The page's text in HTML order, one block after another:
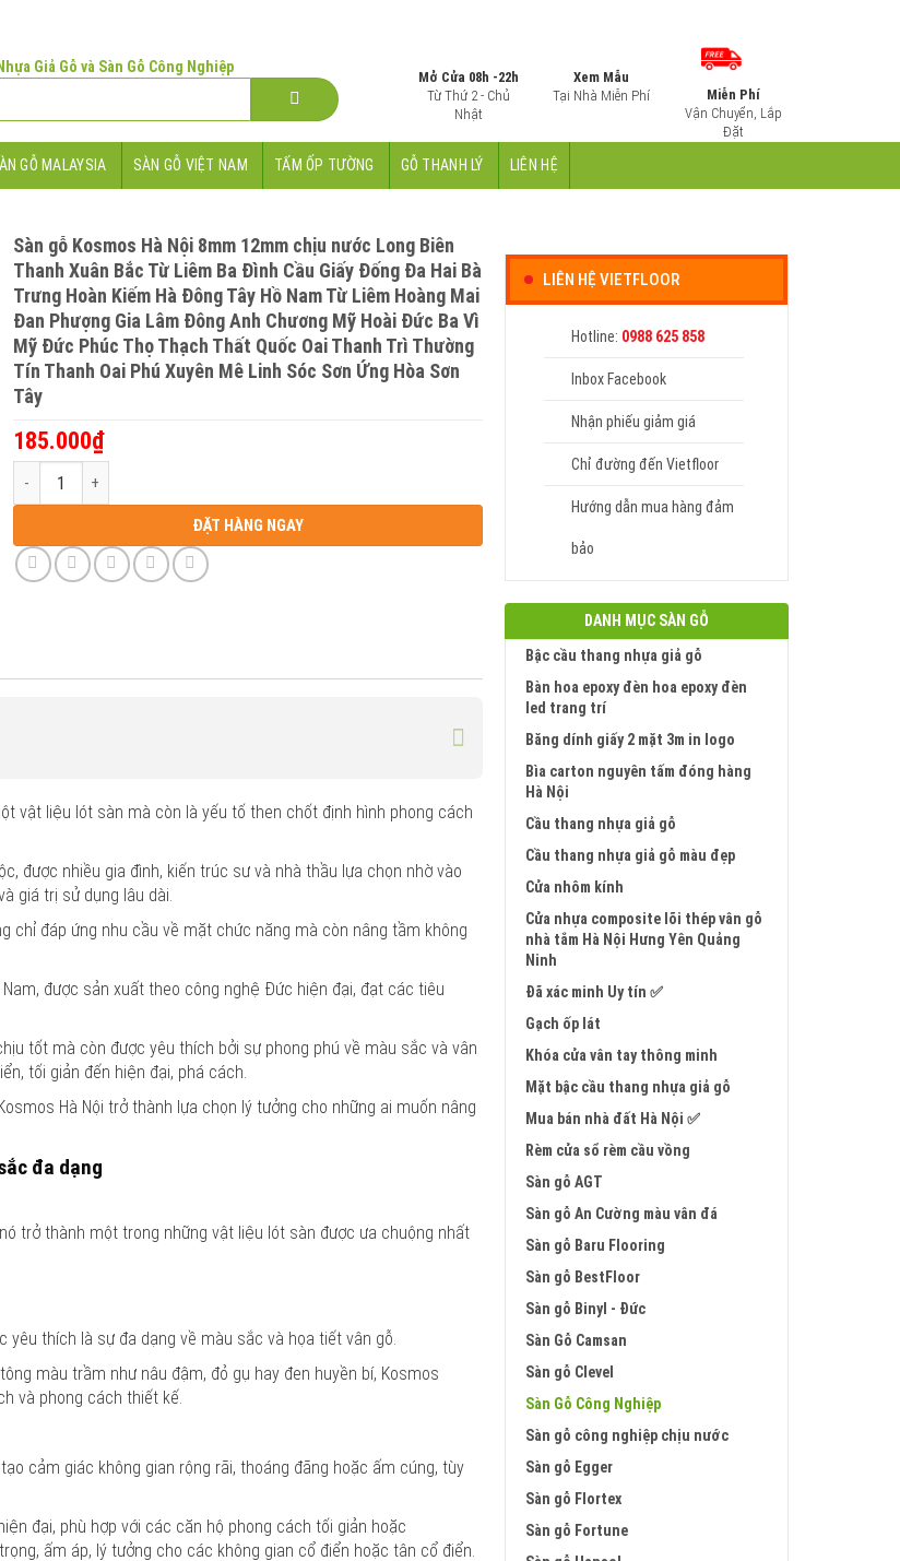
Giả Gỗ và Sàn Gỗ Công Nghiệp
Mở Cửa 08h -22h
Từ Thứ 2 - Chủ
Nhật
Xem Mẫu
Tại Nhà Miễn Phí
Miễn Phí
Vận Chuyển, Lắp
Đặt
GỖ MALAYSIA SÀN GỖ VIỆT NAM TẤM ỐP TƯỜNG GỖ THANH LÝ LIÊN HỆ
LIÊN HỆ VIETFLOOR
Hotline: 0988 625 858
Inbox Facebook
Nhận phiếu giảm giá
Chỉ đường đến Vietfloor
Hướng dẫn mua hàng đảm
bảo
DANH MỤC SÀN GỖ
Bậc cầu thang nhựa giả gỗ
Bàn hoa epoxy đèn hoa epoxy đèn
led trang trí
Băng dính giấy 2 mặt 3m in logo
Bìa carton nguyên tấm đóng hàng
Hà Nội
Cầu thang nhựa giả gỗ
Cầu thang nhựa giả gỗ màu đẹp
Cửa nhôm kính
Cửa nhựa composite lõi thép vân gỗ
nhà tắm Hà Nội Hưng Yên Quảng
Ninh
Đã xác minh Uy tín ✅
Gạch ốp lát
Khóa cửa vân tay thông minh
Mặt bậc cầu thang nhựa giả gỗ
Mua bán nhà đất Hà Nội ✅
Rèm cửa sổ rèm cầu vồng
Sàn gỗ AGT
Sàn gỗ An Cường màu vân đá
Sàn gỗ Baru Flooring
Sàn gỗ BestFloor
Sàn gỗ Binyl - Đức
Sàn Gỗ Camsan
Sàn gỗ Clevel
Sàn Gỗ Công Nghiệp
Sàn gỗ công nghiệp chịu nước
Sàn gỗ Egger
Sàn gỗ Flortex
Sàn gỗ Fortune
Sàn gỗ Kosmos Hà Nội 8mm 12mm chịu nước Long Biên
Thanh Xuân Bắc Từ Liêm Ba Đình Cầu Giấy Đống Đa Hai Bà
Trưng Hoàn Kiếm Hà Đông Tây Hồ Nam Từ Liêm Hoàng Mai
Đan Phượng Gia Lâm Đông Anh Chương Mỹ Hoài Đức Ba Vì
Mỹ Đức Phúc Thọ Thạch Thất Quốc Oai Thanh Trì Thường
Tín Thanh Oai Phú Xuyên Mê Linh Sóc Sơn Ứng Hòa Sơn
Tây
185.000₫
Sàn gỗ Kosmos Hà Nội 8mm 12mm chịu nước Long Biên Thanh Xuân Bắc Từ Liêm Ba Đình Cầu Giấy Đống Đa Hai Bà Trưng
ĐẶT HÀNG NGAY
vật liệu lót sàn mà còn là yếu tố then chốt định hình phong cách
được nhiều gia đình, kiến trúc sư và nhà thầu lựa chọn nhờ vào
giá trị sử dụng lâu dài.
chỉ đáp ứng nhu cầu về mặt chức năng mà còn nâng tầm không
được sản xuất theo công nghệ Đức hiện đại, đạt các tiêu
tốt mà còn được yêu thích bởi sự phong phú về màu sắc và vân
tối giản đến hiện đại, phá cách.
Hà Nội trở thành lựa chọn lý tưởng cho những ai muốn nâng
đa dạng
trở thành một trong những vật liệu lót sàn được ưa chuộng nhất
thích là sự đa dạng về màu sắc và họa tiết vân gỗ.
màu trầm như nâu đậm, đỏ gụ hay đen huyền bí, Kosmos
và phong cách thiết kế.
cảm giác không gian rộng rãi, thoáng đãng hoặc ấm cúng, tùy
đại, phù hợp với các căn hộ phong cách tối giản hoặc
ấm áp, lý tưởng cho các không gian cổ điển hoặc tân cổ điển.